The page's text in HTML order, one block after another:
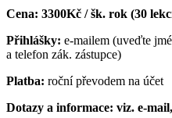
Cena: 3300Kč / šk. rok (30
Přihlášky: e-mailem (uveďte
a telefon zák. zástupce)
Platba: roční převodem na účet
Dotazy a informace: viz. e-